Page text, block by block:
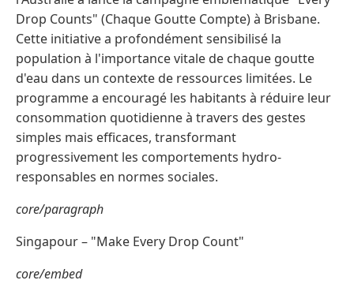
Drop Counts" (Chaque Goutte Compte) à Brisbane.
Cette initiative a profondément sensibilisé la
population à l'importance vitale de chaque goutte
d'eau dans un contexte de ressources limitées. Le
programme a encouragé les habitants à réduire leur
consommation quotidienne à travers des gestes
simples mais efficaces, transformant
progressivement les comportements hydro-
responsables en normes sociales.
core/paragraph
Singapour – "Make Every Drop Count"
core/embed